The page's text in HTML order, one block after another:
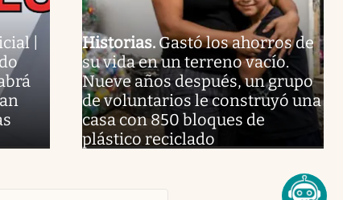
|
Historias. Gastó los ahorros de
su vida en un terreno vacío.
Nueve años después, un grupo
de voluntarios le construyó una
casa con 850 bloques de
plástico reciclado